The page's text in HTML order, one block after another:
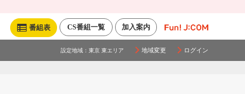
加入案内
CS番組一覧
番組表
設定地域： 東京 東エリア 地域変更 ログイン